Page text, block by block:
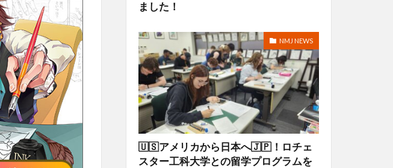
ました！
NMJ NEWS
🇺🇸アメリカから日本へ🇯🇵！ロチェ
スター工科大学との留学プログラムを